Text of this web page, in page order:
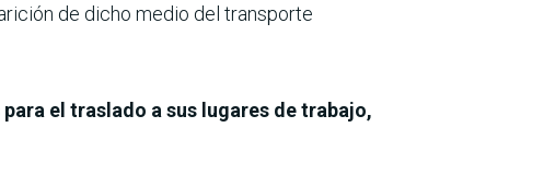
de dicho medio del transporte
el traslado a sus lugares de trabajo,